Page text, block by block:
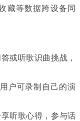
藏等数据跨设备同
或听歌识曲挑战，
户可录制自己的演
听歌心得，参与话